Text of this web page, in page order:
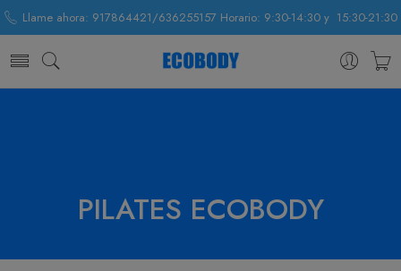
Llame ahora: 917864421/636255157 Horario: 9:30-14:30 y 15:30-21:30
PILATES ECOBODY